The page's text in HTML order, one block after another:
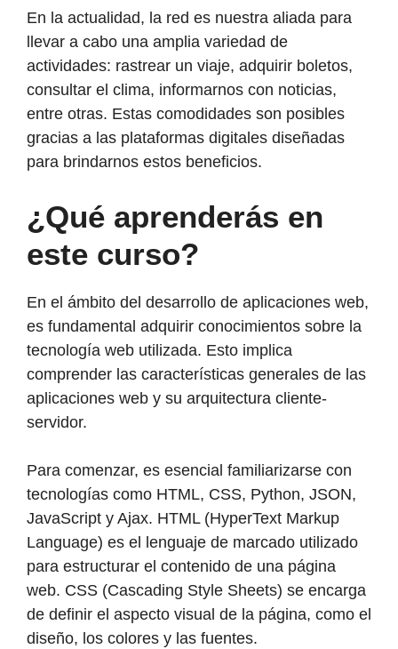
En la actualidad, la red es nuestra aliada para
llevar a cabo una amplia variedad de
actividades: rastrear un viaje, adquirir boletos,
consultar el clima, informarnos con noticias,
entre otras. Estas comodidades son posibles
gracias a las plataformas digitales diseñadas
para brindarnos estos beneficios.
¿Qué aprenderás en
este curso?
En el ámbito del desarrollo de aplicaciones web,
es fundamental adquirir conocimientos sobre la
tecnología web utilizada. Esto implica
comprender las características generales de las
aplicaciones web y su arquitectura cliente-
servidor.
Para comenzar, es esencial familiarizarse con
tecnologías como HTML, CSS, Python, JSON,
JavaScript y Ajax. HTML (HyperText Markup
Language) es el lenguaje de marcado utilizado
para estructurar el contenido de una página
web. CSS (Cascading Style Sheets) se encarga
de definir el aspecto visual de la página, como el
diseño, los colores y las fuentes.